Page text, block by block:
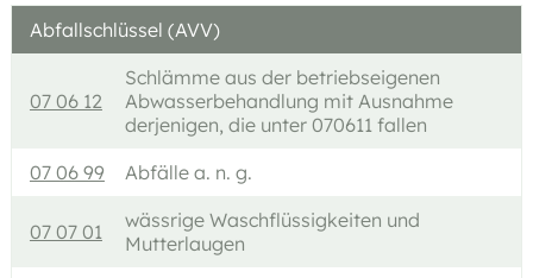
Abfallschlüssel (AVV)
07 06 12
Schlämme aus der betriebseigenen
Abwasserbehandlung mit Ausnahme
derjenigen, die unter 070611 fallen
07 06 99
Abfälle a. n. g.
07 07 01
wässrige Waschflüssigkeiten und
Mutterlaugen